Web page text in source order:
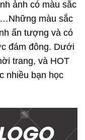
ảnh có màu sắc
màu sắc
ấn tượng và có
đám đông. Dưới
trang, và HOT
nhiều bạn học